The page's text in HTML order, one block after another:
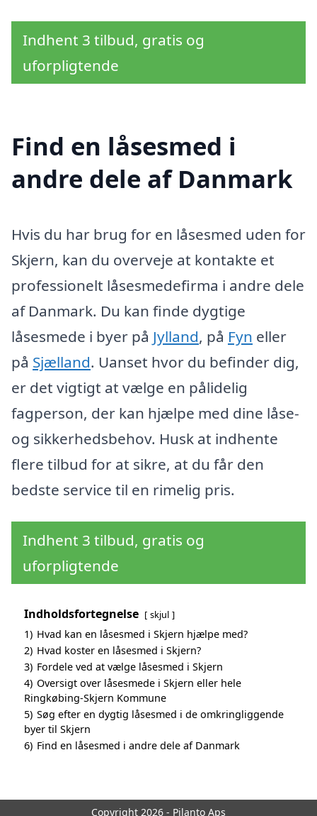
Indhent 3 tilbud, gratis og
uforpligtende
Find en låsesmed i
andre dele af Danmark
Hvis du har brug for en låsesmed uden for
Skjern, kan du overveje at kontakte et
professionelt låsesmedefirma i andre dele
af Danmark. Du kan finde dygtige
låsesmede i byer på Jylland, på Fyn eller
på Sjælland. Uanset hvor du befinder dig,
er det vigtigt at vælge en pålidelig
fagperson, der kan hjælpe med dine låse-
og sikkerhedsbehov. Husk at indhente
flere tilbud for at sikre, at du får den
bedste service til en rimelig pris.
Indhent 3 tilbud, gratis og
uforpligtende
Indholdsfortegnelse skjul
1) Hvad kan en låsesmed i Skjern hjælpe med?
2) Hvad koster en låsesmed i Skjern?
3) Fordele ved at vælge låsesmed i Skjern
4) Oversigt over låsesmede i Skjern eller hele
Ringkøbing-Skjern Kommune
5) Søg efter en dygtig låsesmed i de omkringliggende
byer til Skjern
6) Find en låsesmed i andre dele af Danmark
Copyright 2026 - Pilanto Aps